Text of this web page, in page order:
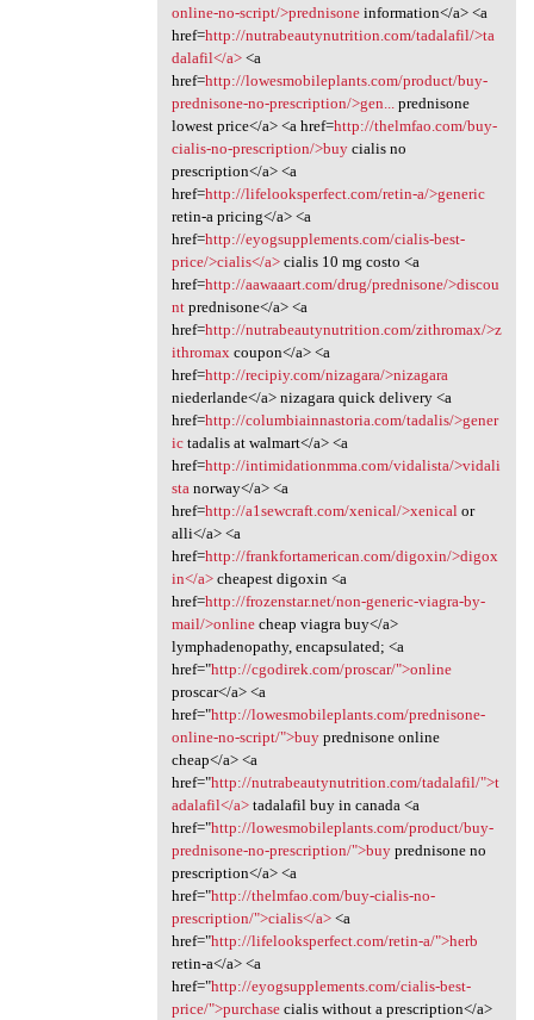
online-no-script/>prednisoneinformation</a> <a
href=http://nutrabeautynutrition.com/tadalafil/>ta
dalafil</a><a
href=http://lowesmobileplants.com/product/buy-
prednisone-no-prescription/>gen...
prednisone
lowest price</a> <a href=http://thelmfao.com/buy-
cialis-no-prescription/>buycialis no
prescription</a> <a
href=http://lifelooksperfect.com/retin-a/>generic
retin-a pricing</a> <a
href=http://eyogsupplements.com/cialis-best-
price/>cialis</a>cialis 10 mg costo <a
href=http://aawaaart.com/drug/prednisone/>discou
ntprednisone</a> <a
href=http://nutrabeautynutrition.com/zithromax/>z
ithromax coupon</a> <a
href=http://recipiy.com/nizagara/>nizagara
niederlande</a> nizagara quick delivery <a
href=http://columbiainnastoria.com/tadalis/>gener
ictadalis at walmart</a> <a
href=http://intimidationmma.com/vidalista/>vidali
sta norway</a> <a
href=http://a1sewcraft.com/xenical/>xenical or
alli</a> <a
href=http://frankfortamerican.com/digoxin/>digox
in</a>cheapest digoxin <a
href=http://frozenstar.net/non-generic-viagra-by-
mail/>onlinecheap viagra buy</a>
lymphadenopathy, encapsulated; <a
href="http://cgodirek.com/proscar/">online
proscar</a> <a
href="http://lowesmobileplants.com/prednisone-
online-no-script/">buyprednisone online
cheap</a> <a
href="http://nutrabeautynutrition.com/tadalafil/">t
adalafil</a>tadalafil buy in canada <a
href="http://lowesmobileplants.com/product/buy-
prednisone-no-prescription/">buyprednisone no
prescription</a> <a
href="http://thelmfao.com/buy-cialis-no-
prescription/">cialis</a><a
href="http://lifelooksperfect.com/retin-a/">herb
retin-a</a> <a
href="http://eyogsupplements.com/cialis-best-
price/">purchasecialis without a prescription</a>